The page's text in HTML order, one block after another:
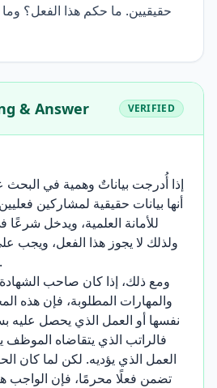
حقيقيين. ما حكم هذا الفعل؟ وما
& Answer VERIFIED
إذا أُدرجت بياناتٌ وهمية في
أنها بيانات حقيقية لمشاركين
للأمانة العلمية، ويدخل
ولذلك لا يجوز هذا الفعل، ويجب
الله تعالى توبةً صادقة.
ومع ذلك، إذا كان صاحب
والمهارات المطلوبة، فإن هذه
نفسها أو العمل الذي يحصل عليه
فالراتب الذي يتقاضاه
العمل الذي يؤديه. لكن لما كان
تضمن فعلًا محرمًا، فإن الواجب هو